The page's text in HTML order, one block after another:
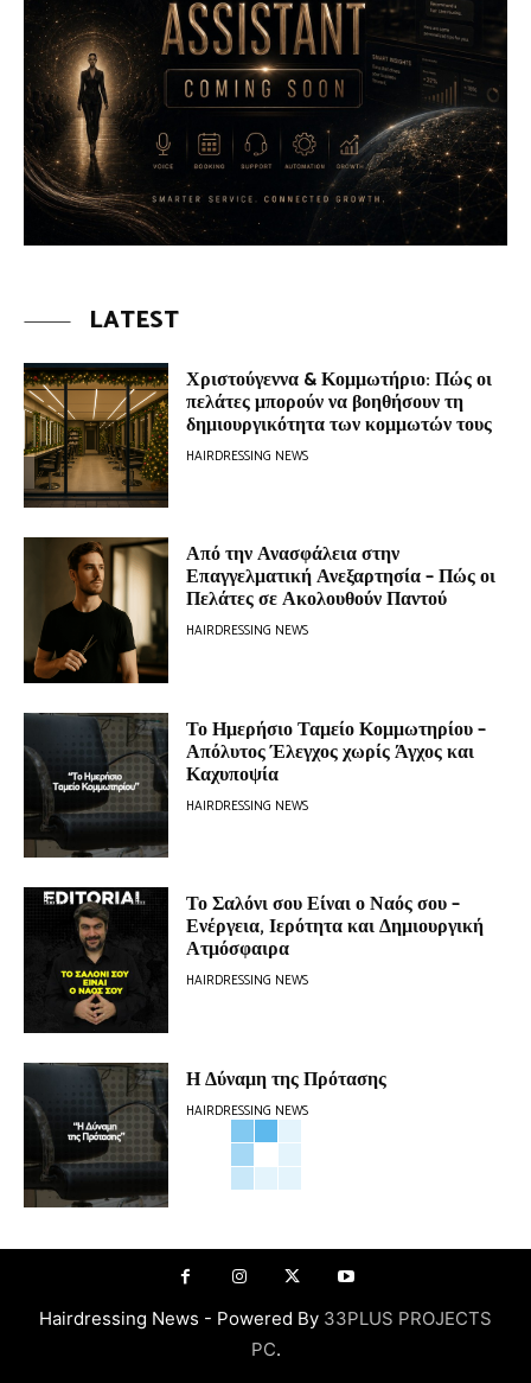
LATEST
Χριστούγεννα & Κομμωτήριο: Πώς οι
πελάτες μπορούν να βοηθήσουν τη
δημιουργικότητα των κομμωτών τους
HAIRDRESSING NEWS
Από την Ανασφάλεια στην
Επαγγελματική Ανεξαρτησία – Πώς οι
Πελάτες σε Ακολουθούν Παντού
HAIRDRESSING NEWS
Το Ημερήσιο Ταμείο Κομμωτηρίου –
Απόλυτος Έλεγχος χωρίς Άγχος και
Καχυποψία
HAIRDRESSING NEWS
Το Σαλόνι σου Είναι ο Ναός σου –
Ενέργεια, Ιερότητα και Δημιουργική
Ατμόσφαιρα
HAIRDRESSING NEWS
Η Δύναμη της Πρότασης
HAIRDRESSING NEWS
Hairdressing News - Powered By 33PLUS PROJECTS
PC.